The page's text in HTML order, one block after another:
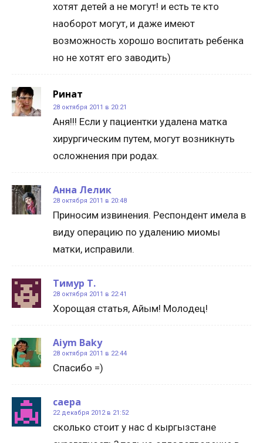
хотят детей а не могут! и есть те кто
наоборот могут, и даже имеют
возможность хорошо воспитать ребенка
но не хотят его заводить)
Ринат
28 октября 2011 в 20:21
Аня!!! Если у пациентки удалена матка
хирургическим путем, могут возникнуть
осложнения при родах.
Анна Лелик
28 октября 2011 в 20:48
Приносим извинения. Респондент имела в
виду операцию по удалению миомы
матки, исправили.
Тимур Т.
28 октября 2011 в 22:41
Хорощая статья, Айым! Молодец!
Aiym Baky
28 октября 2011 в 22:44
Спасибо =)
саера
22 декабря 2012 в 21:52
сколько стоит у нас d кыргызстане